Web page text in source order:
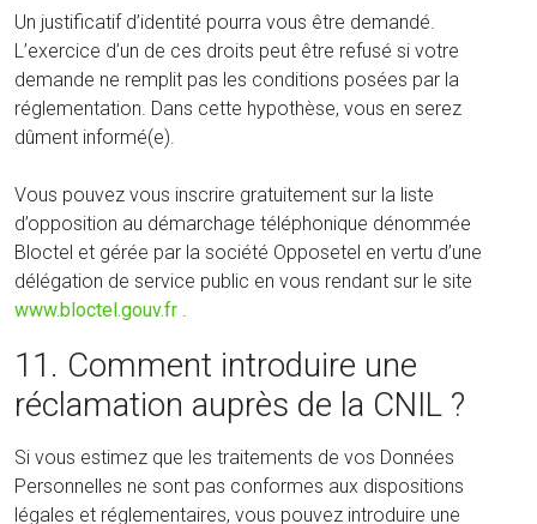
Un justificatif d’identité pourra vous être demandé.
L’exercice d’un de ces droits peut être refusé si votre
demande ne remplit pas les conditions posées par la
réglementation. Dans cette hypothèse, vous en serez
dûment informé(e).
Vous pouvez vous inscrire gratuitement sur la liste
d’opposition au démarchage téléphonique dénommée
Bloctel et gérée par la société Opposetel en vertu d’une
délégation de service public en vous rendant sur le site
www.bloctel.gouv.fr .
11. Comment introduire une
réclamation auprès de la CNIL ?
Si vous estimez que les traitements de vos Données
Personnelles ne sont pas conformes aux dispositions
légales et réglementaires, vous pouvez introduire une